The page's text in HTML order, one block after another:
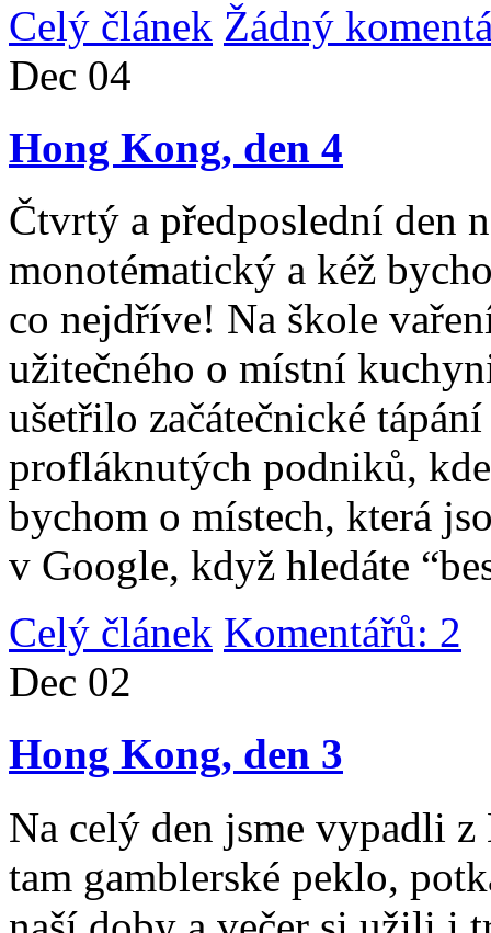
Celý článek Žádný
Dec 04
Hong Kong, den 4
Čtvrtý a předposlední den
monotématický a kéž
co nejdříve! Na škole
užitečného o místní
ušetřilo začátečnické
profláknutých podniků,
bychom o místech, která
v Google, když hledáte
Celý článek Komentářů: 2
Dec 02
Hong Kong, den 3
Na celý den jsme vypadli
tam gamblerské peklo,